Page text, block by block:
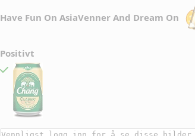
Have Fun On AsiaVenner And Dream On
Positivt